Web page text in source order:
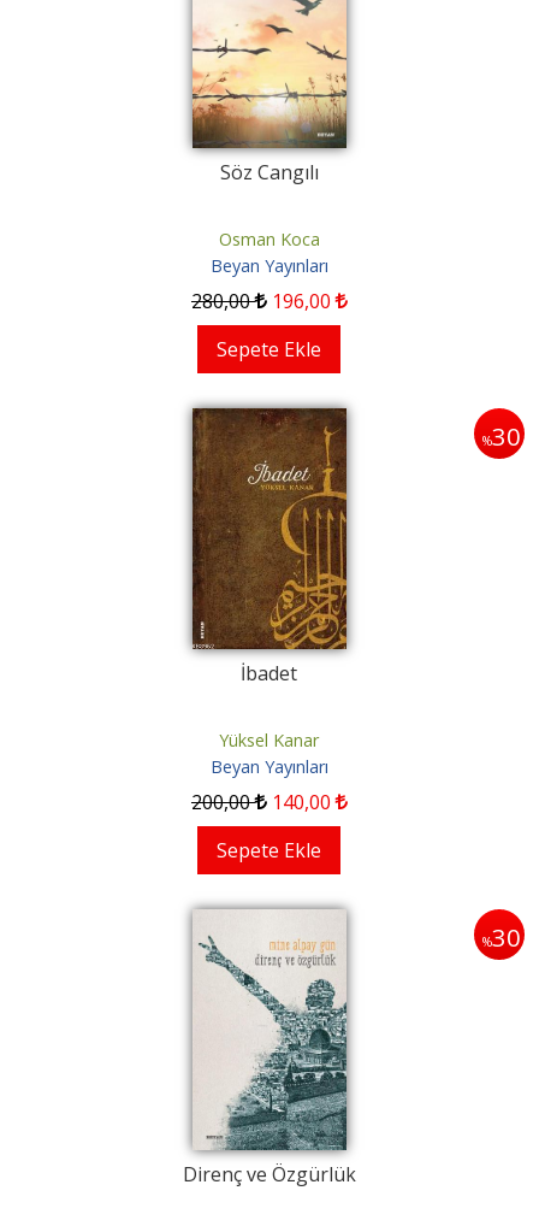
Söz Cangılı
Osman Koca
Beyan Yayınları
280,00 196,00
Sepete Ekle
%30
İbadet
Yüksel Kanar
Beyan Yayınları
200,00 140,00
Sepete Ekle
%30
Direnç ve Özgürlük